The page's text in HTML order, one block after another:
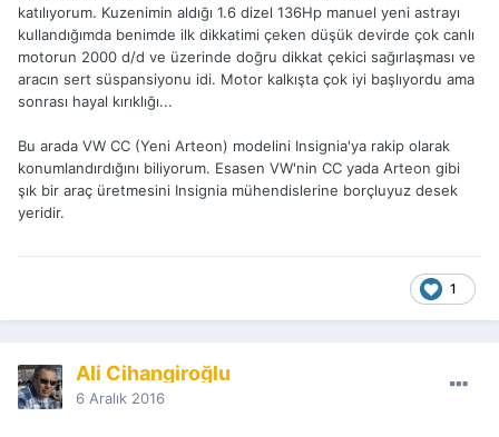
katılıyorum. Kuzenimin aldığı 1.6 dizel 136Hp manuel yeni astrayı
kullandığımda benimde ilk dikkatimi çeken düşük devirde çok canlı
motorun 2000 d/d ve üzerinde doğru dikkat çekici sağırlaşması ve
aracın sert süspansiyonu idi. Motor kalkışta çok iyi başlıyordu ama
sonrası hayal kırıklığı...
Bu arada VW CC (Yeni Arteon) modelini Insignia'ya rakip olarak
konumlandırdığını biliyorum. Esasen VW'nin CC yada Arteon gibi
şık bir araç üretmesini Insignia mühendislerine borçluyuz desek
yeridir.
1
Ali Cihangiroğlu
6 Aralık 2016